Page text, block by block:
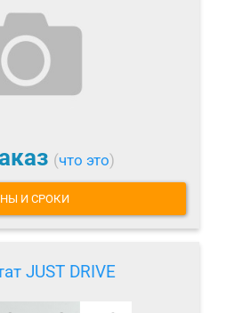
(что это)
И СРОКИ
JUST DRIVE